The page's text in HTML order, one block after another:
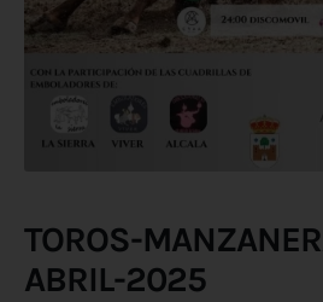
TOROS-
ABRIL-2025